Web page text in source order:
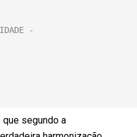
segundo a